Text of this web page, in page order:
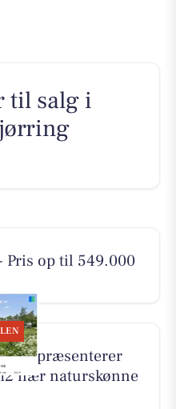
til salg i
Pris op til 549.000
Vrå præsenterer
nær naturskønne